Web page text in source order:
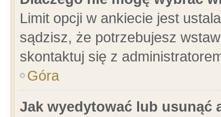
Limit opcji w ankiecie jest
sądzisz, że potrzebujesz
skontaktuj się z
Góra
Jak wyedytować lub usunąć